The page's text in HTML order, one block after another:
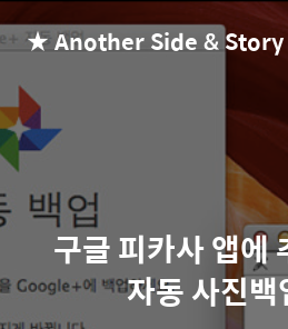
★ Another Side & Story
구글 피카사 앱에
자동 사진